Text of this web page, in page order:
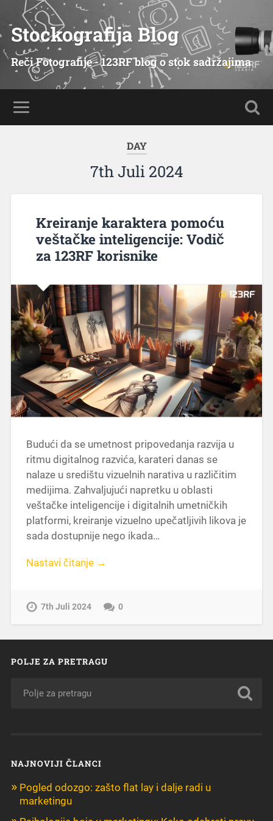
Stockografija Blog
Reči Fotografije - 123RF blog o stok sadržajima
DAY
7th Juli 2024
Kreiranje karaktera pomoću
veštačke inteligencije: Vodič
za 123RF korisnike
Budući da se umetnost pripovedanja razvija u
ritmu digitalnog razvića, karateri danas se
nalaze u središtu vizuelnih narativa u različitim
medijima. Zahvaljujući napretku u oblasti
veštačke inteligencije i digitalnih umetničkih
platformi, kreiranje vizuelno upečatljivih likova je
sada dostupnije nego ikada…
Nastavi čitanje →
7th Juli 2024 0
POLJE ZA PRETRAGU
NAJNOVIJI ČLANCI
Pogled odozgo: zašto flat lay i dalje radi u
marketingu